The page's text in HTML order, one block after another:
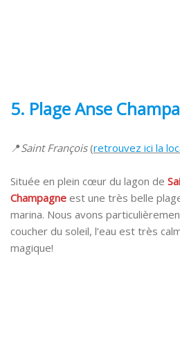
5. PlageAnse
📍Saint François(retrouvez ici la
Située en plein cœur du lagon de
Champagne est une très belle
marina. Nous avons
coucher du soleil, l’eau est très
magique!